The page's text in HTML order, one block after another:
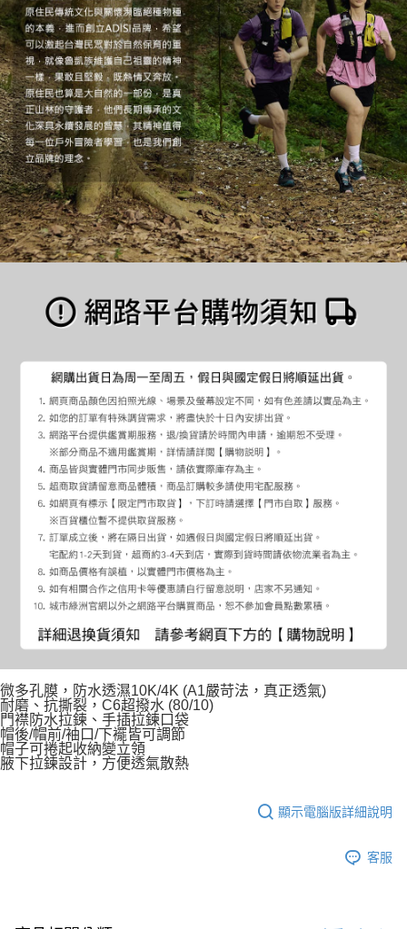
微多孔膜，防水透濕10K/4K (A1嚴苛法，真正透氣)
耐磨、抗撕裂，C6超撥水 (80/10)
門襟防水拉鍊、手插拉鍊口袋
帽後/帽前/袖口/下襬皆可調節
帽子可捲起收納變立領
腋下拉鍊設計，方便透氣散熱
顯示電腦版詳細說明
客服